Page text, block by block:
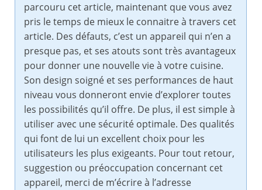
parcouru cet article, maintenant que vous avez
pris le temps de mieux le connaitre à travers cet
article. Des défauts, c’est un appareil qui n’en a
presque pas, et ses atouts sont très avantageux
pour donner une nouvelle vie à votre cuisine.
Son design soigné et ses performances de haut
niveau vous donneront envie d’explorer toutes
les possibilités qu’il offre. De plus, il est simple à
utiliser avec une sécurité optimale. Des qualités
qui font de lui un excellent choix pour les
utilisateurs les plus exigeants. Pour tout retour,
suggestion ou préoccupation concernant cet
appareil, merci de m’écrire à l’adresse